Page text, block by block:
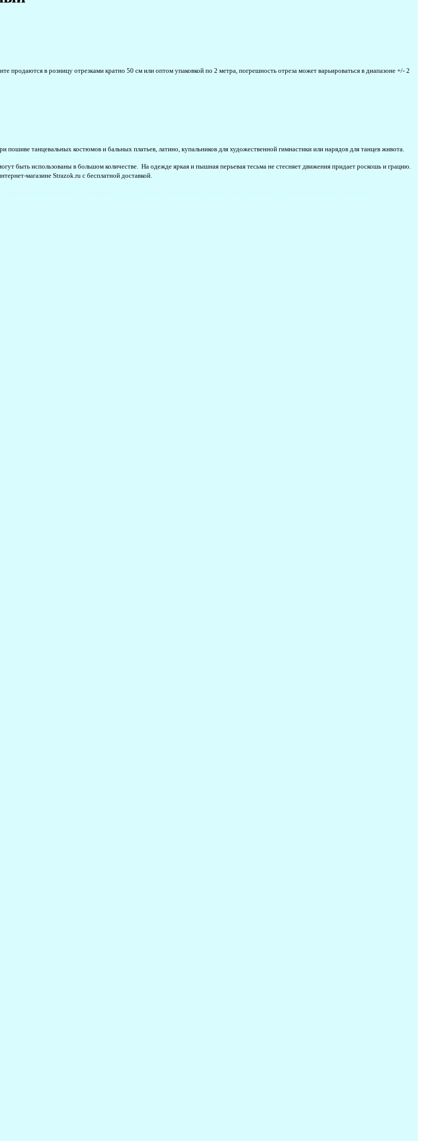
в розницу отрезками кратно 50 см или оптом упаковкой по 2 метра, погрешность отреза может варьироваться в диапазоне +/- 2
танцевальных костюмов и бальных платьев, латино, купальников для художественной гимнастики или нарядов для танцев живота.
быть использованы в большом количестве. На одежде яркая и пышная перьевая тесьма не стесняет движения придает роскошь и грацию.
магазине Strazok.ru с бесплатной доставкой.